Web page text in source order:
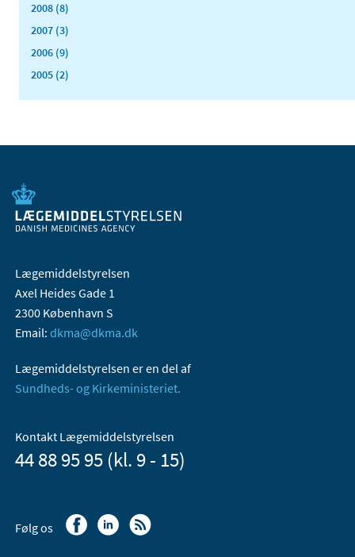
2008 (8)
2007 (3)
2006 (9)
2005 (2)
Lægemiddelstyrelsen
Axel Heides Gade 1
2300 København S
Email: dkma@dkma.dk
Lægemiddelstyrelsen er en del af
Sundheds- og Kirkeministeriet.
Kontakt Lægemiddelstyrelsen
44 88 95 95 (kl. 9 - 15)
Følg os